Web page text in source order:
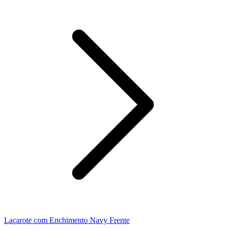
Laçarote com Enchimento Navy Frente